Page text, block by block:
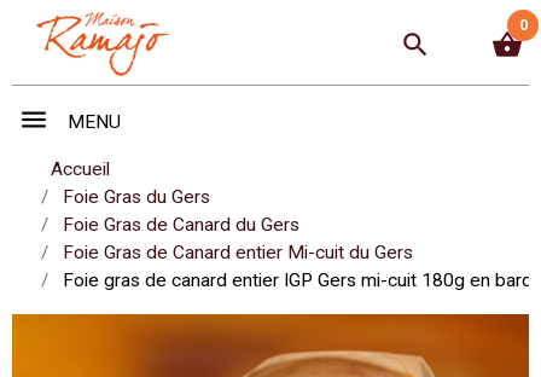
search shopping_basket
0
menu MENU
Accueil
Foie Gras du Gers
Foie Gras de Canard du Gers
Foie Gras de Canard entier Mi-cuit du Gers
Foie gras de canard entier IGP Gers mi-cuit 180g en